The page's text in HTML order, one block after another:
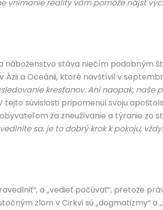
reality vám pomôže nájsť
náboženstvo stáva niečím podobným
a Oceánii, ktoré navštívil v
kresťanov. Ani naopak, naše
tejto súvislosti pripomenul svoju
za zneužívanie a týranie zo
sa, je to dobrý krok k pokoju,
a „vedieť počúvať“, pretože
zlom v Cirkvi sú „dogmatizmy“ a